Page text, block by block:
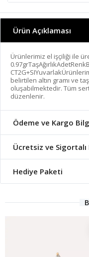
Ürün Açıklaması
Ürünlerimiz el işçiliği ile
belirtilen altın gramı ve
oluşabilmektedir. Tüm
düzenlenir.
Ödeme ve Kargo
Ücretsiz ve Sigortalı
Hediye Paketi